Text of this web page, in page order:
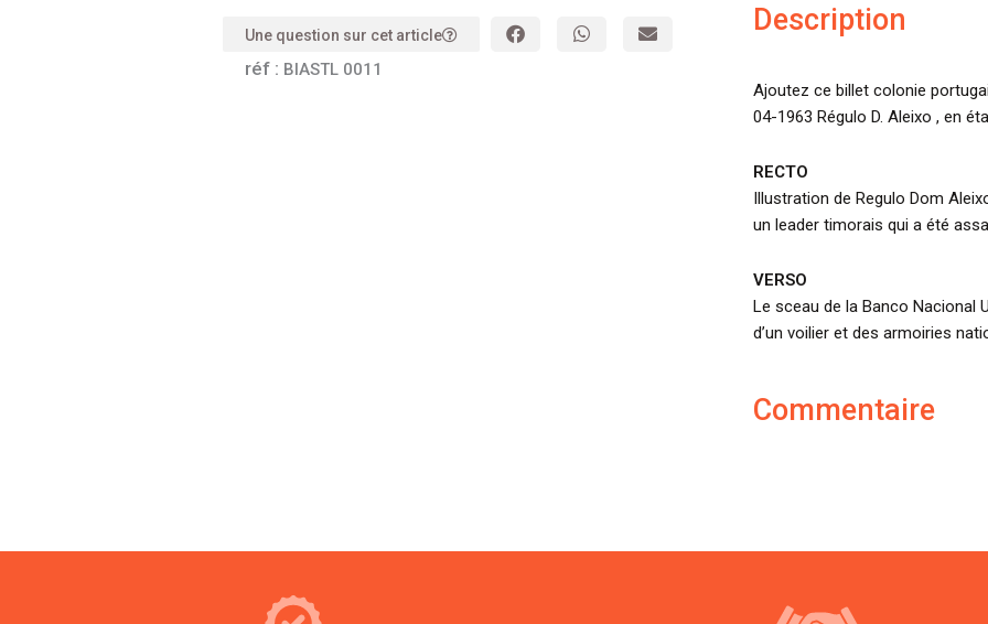
Une question sur cet article
réf : BIASTL 0011
Description
Ajoutez ce billet colonie
04-1963 Régulo D. Aleixo , en
RECTO
Illustration de Regulo Dom
un leader timorais qui a été
VERSO
Le sceau de la Banco Nacional
d’un voilier et des armoiries
Commentaire